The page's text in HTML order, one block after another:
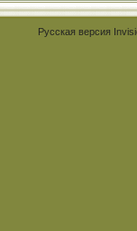
Русская версия